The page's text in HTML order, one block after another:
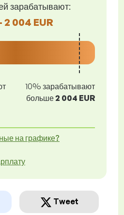
зарабатывают:
2 004 EUR
10% зарабатывают
больше2 004 EUR
на графике?
Tweet